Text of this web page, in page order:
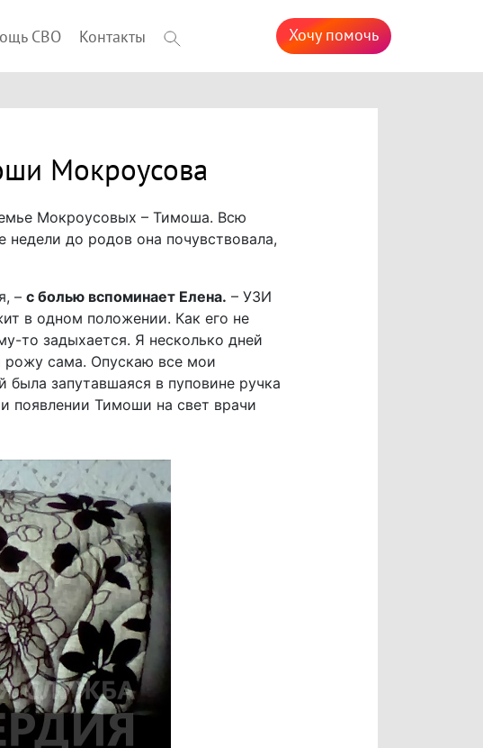
СВО Контакты Хочу помочь
Мокроусова
Мокроусовых – Тимоша. Всю
недели до родов она почувствовала,
– с болью вспоминает Елена. – УЗИ
в одном положении. Как его не
то задыхается. Я несколько дней
рожу сама. Опускаю все мои
запутавшаяся в пуповине ручка
появлении Тимоши на свет врачи